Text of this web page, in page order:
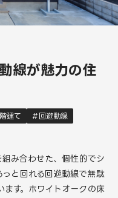
線が魅力の住
建て
回遊動線
み合わせた、個性的でシ
と回れる回遊動線で無駄
す。ホワイトオークの床